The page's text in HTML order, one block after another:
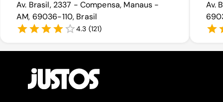
Av. Brasil, 2337 - Compensa, Manaus -
AM, 69036-110, Brasil
4.3 (121)
Av.